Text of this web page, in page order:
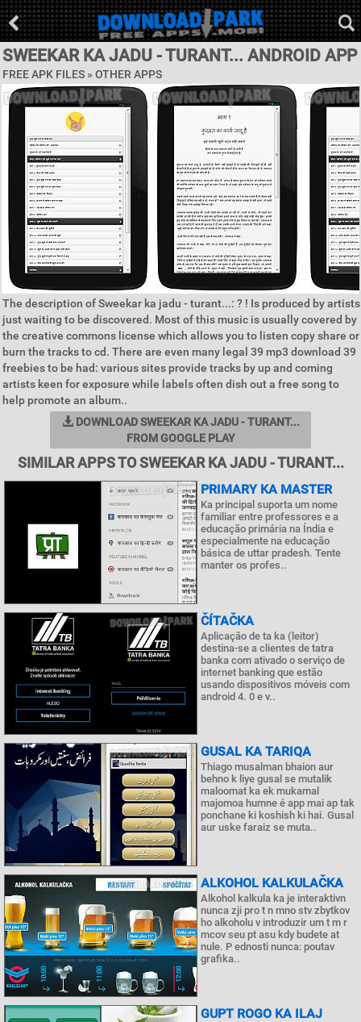
SWEEKAR KA JADU - TURANT... ANDROID APP
FREE APK FILES » OTHER APPS
The description of Sweekar ka jadu - turant...: ? ! Is produced by artists
just waiting to be discovered. Most of this music is usually covered by
the creative commons license which allows you to listen copy share or
burn the tracks to cd. There are even many legal 39 mp3 download 39
freebies to be had: various sites provide tracks by up and coming
artists keen for exposure while labels often dish out a free song to
help promote an album..
DOWNLOAD SWEEKAR KA JADU - TURANT...
FROM GOOGLE PLAY
SIMILAR APPS TO SWEEKAR KA JADU - TURANT...
PRIMARY KA MASTER
Ka principal suporta um nome
familiar entre professores e a
educação primária na Índia e
especialmente na educação
básica de uttar pradesh. Tente
manter os profes..
ČÍTAČKA
Aplicação de ta ka (leitor)
destina-se a clientes de tatra
banka com ativado o serviço de
internet banking que estão
usando dispositivos móveis com
android 4. 0 e v..
GUSAL KA TARIQA
Thiago musalman bhaion aur
behno k liye gusal se mutalik
maloomat ka ek mukamal
majomoa humne é app mai ap tak
ponchane ki koshish ki hai. Gusal
aur uske faraiz se muta..
ALKOHOL KALKULAČKA
Alkohol kalkula ka je interaktivn
nunca zji pro t n mno stv zbytkov
ho alkoholu v introduzir um t m r
mcov seu pt asu kdy budete at
nule. P ednosti nunca: poutav
grafika..
GUPT ROGO KA ILAJ